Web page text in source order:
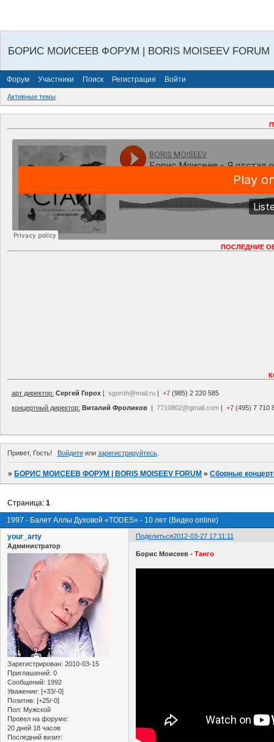
БОРИС МОИСЕЕВ ФОРУМ | BORIS MOISEEV FORUM
Форум Участники Поиск Регистрация Войти
Активные темы
ПОСЛЕДНИЕ
арт директор: Сергей Горох | sgoroh@mail.ru | +7 (985) 2 220 585
концертный директор: Виталий Фроликов | 7710802@gmail.com | +7 (495) 7 710
Привет, Гость! Войдитеили зарегистрируйтесь.
»БОРИС МОИСЕЕВ ФОРУМ | BORIS MOISEEV FORUM »Сборные
1997 - Балет Аллы Духовой «TODES» - 10 лет (Видео online)
Страница:1
Поделиться2012-03-27 17:11:11
your_arty
Администратор
Зарегистрирован: 2010-03-15
Приглашений: 0
Сообщений: 1992
Уважение: [+33/-0]
Позитив: [+25/-0]
Пол: Мужской
Провел на форуме:
20 дней 18 часов
Последний визит:
Борис Моисеев - Танго